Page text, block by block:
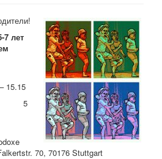
7 лет
15.15
5
70, 70176 Stuttgart